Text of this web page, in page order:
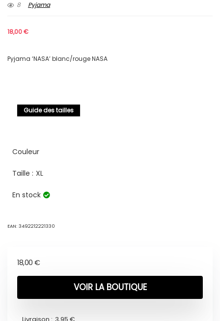
8 Pyjama
18,00€
Pyjama ‘NASA’ blanc/rouge NASA
Guide des tailles
Couleur
Taille : XL
En stock
EAN: 3492212221330
18,00 €
VOIR LA BOUTIQUE